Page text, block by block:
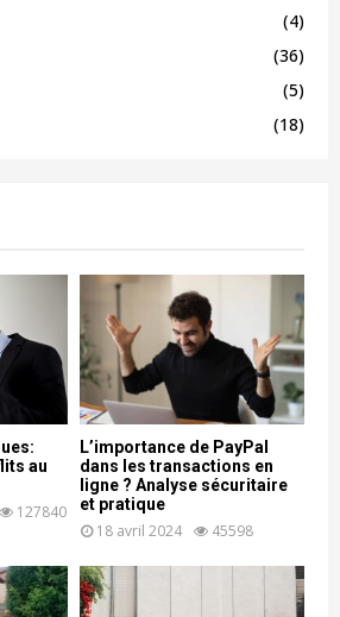
(4)
(36)
(5)
(18)
au
127840
L’importance de PayPal
dans les transactions en
ligne ? Analyse sécuritaire
et pratique
18 avril 2024 45598